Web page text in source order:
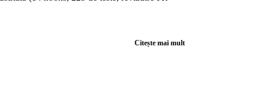
Citește mai mult